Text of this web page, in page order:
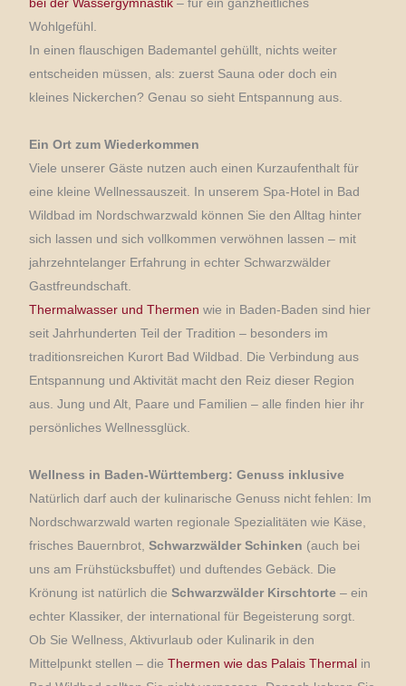
Wohlgefühl.
In einen flauschigen Bademantel gehüllt, nichts weiter
entscheiden müssen, als: zuerst Sauna oder doch ein
kleines Nickerchen? Genau so sieht Entspannung aus.
Ein Ort zum Wiederkommen
Viele unserer Gäste nutzen auch einen Kurzaufenthalt für
eine kleine Wellnessauszeit. In unserem Spa-Hotel in Bad
Wildbad im Nordschwarzwald können Sie den Alltag hinter
sich lassen und sich vollkommen verwöhnen lassen – mit
jahrzehntelanger Erfahrung in echter Schwarzwälder
Gastfreundschaft.
Thermalwasser und Thermen wie in Baden-Baden sind hier
seit Jahrhunderten Teil der Tradition – besonders im
traditionsreichen Kurort Bad Wildbad. Die Verbindung aus
Entspannung und Aktivität macht den Reiz dieser Region
aus. Jung und Alt, Paare und Familien – alle finden hier ihr
persönliches Wellnessglück.
Wellness in Baden-Württemberg: Genuss inklusive
Natürlich darf auch der kulinarische Genuss nicht fehlen: Im
Nordschwarzwald warten regionale Spezialitäten wie Käse,
frisches Bauernbrot, Schwarzwälder Schinken (auch bei
uns am Frühstücksbuffet) und duftendes Gebäck. Die
Krönung ist natürlich die Schwarzwälder Kirschtorte– ein
echter Klassiker, der international für Begeisterung sorgt.
Ob Sie Wellness, Aktivurlaub oder Kulinarik in den
Mittelpunkt stellen – die Thermen wie das Palais Thermalin